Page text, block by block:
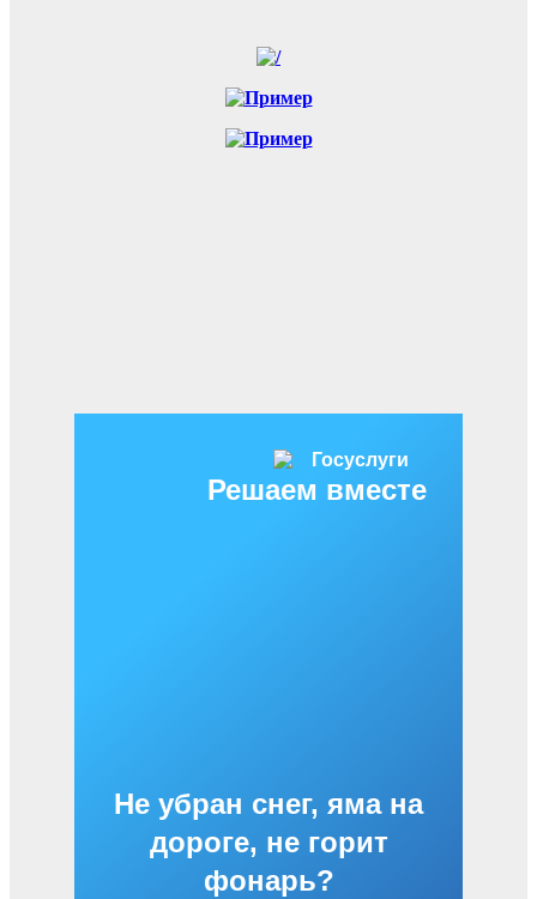
Решаем вместе
Не убран снег, яма на
дороге, не горит
фонарь?